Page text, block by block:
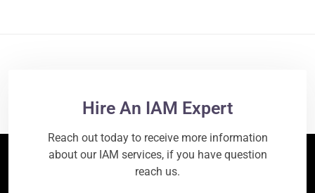
Hire An IAM Expert
Reach out today to receive more information
about our IAM services, if you have question
reach us.